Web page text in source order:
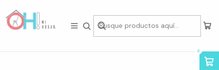
0
Inicio Asientos Sillas Sillas por Diseño Sillas Tolix